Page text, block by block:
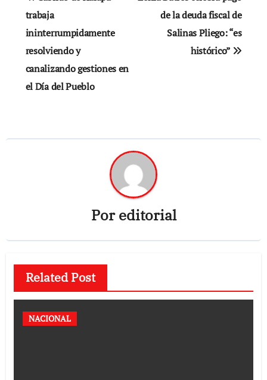
de
entradas
trabaja
ininterrumpidamente
resolviendo y
canalizando gestiones en
el Día del Pueblo
de la deuda fiscal de
Salinas Pliego: “es
histórico”
Poreditorial
Related Post
NACIONAL